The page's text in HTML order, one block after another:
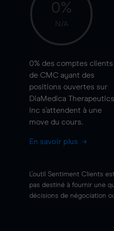
0%
N/A
0% des comptes clients
de CMC ayant des
positions ouvertes sur
DiaMedica Therapeutics
Inc s'attendent à une
move du cours.
En savoir plus
L'outil Sentiment Clients
pas destiné à fournir une
décisions de négociation